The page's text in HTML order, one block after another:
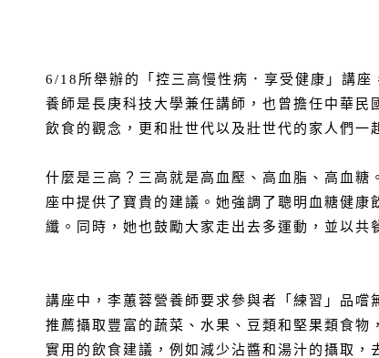
6/18所舉辦的「控三高慢性病．享受健康」講
養師是長庚科技大學兼任講師，也曾擔任中華
飲食的觀念，更和壯世代以及壯世代的家人們一
什麼是三高？三高就是高血壓、高血脂、高血
座中提供了寶貴的建議。她強調了聰明血糖健
纖。同時，她也鼓勵大家走出去多運動，並以共
講座中，李蕙蓉營養師要求參與者「練習」品
推薦攝取豐富的蔬菜、水果、豆類和堅果類食
實用的飲食建議，例如減少沾醬和湯汁的攝取